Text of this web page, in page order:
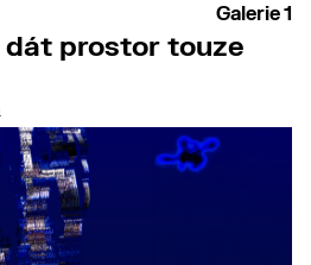
Galerie 1
prostor touze